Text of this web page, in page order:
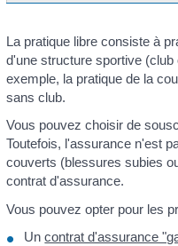
La pratique libre consiste à
d'une structure sportive
exemple, la pratique de la
sans club.
Vous pouvez choisir de
Toutefois, l'assurance n'est
couverts (blessures subies
contrat d'assurance.
Vous pouvez opter pour les
Uncontrat d'assurance